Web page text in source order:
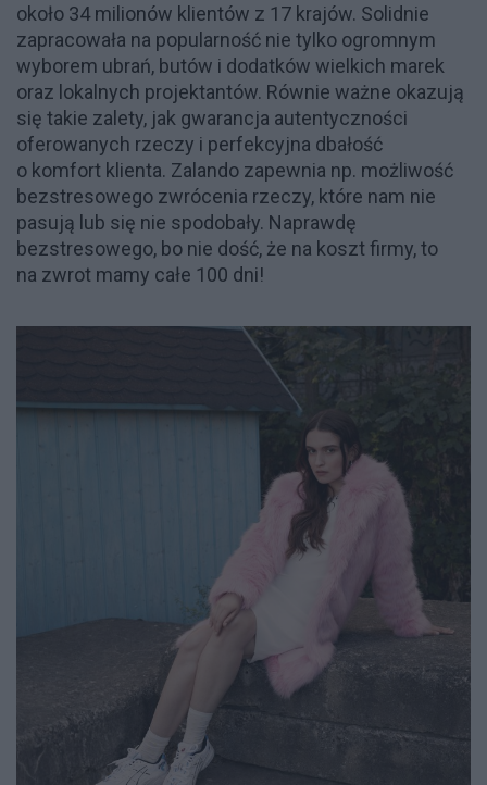
około 34 milionów klientów z 17 krajów. Solidnie
zapracowała na popularność nie tylko ogromnym
wyborem ubrań, butów i dodatków wielkich marek
oraz lokalnych projektantów. Równie ważne okazują
się takie zalety, jak gwarancja autentyczności
oferowanych rzeczy i perfekcyjna dbałość
o komfort klienta. Zalando zapewnia np. możliwość
bezstresowego zwrócenia rzeczy, które nam nie
pasują lub się nie spodobały. Naprawdę
bezstresowego, bo nie dość, że na koszt firmy, to
na zwrot mamy całe 100 dni!